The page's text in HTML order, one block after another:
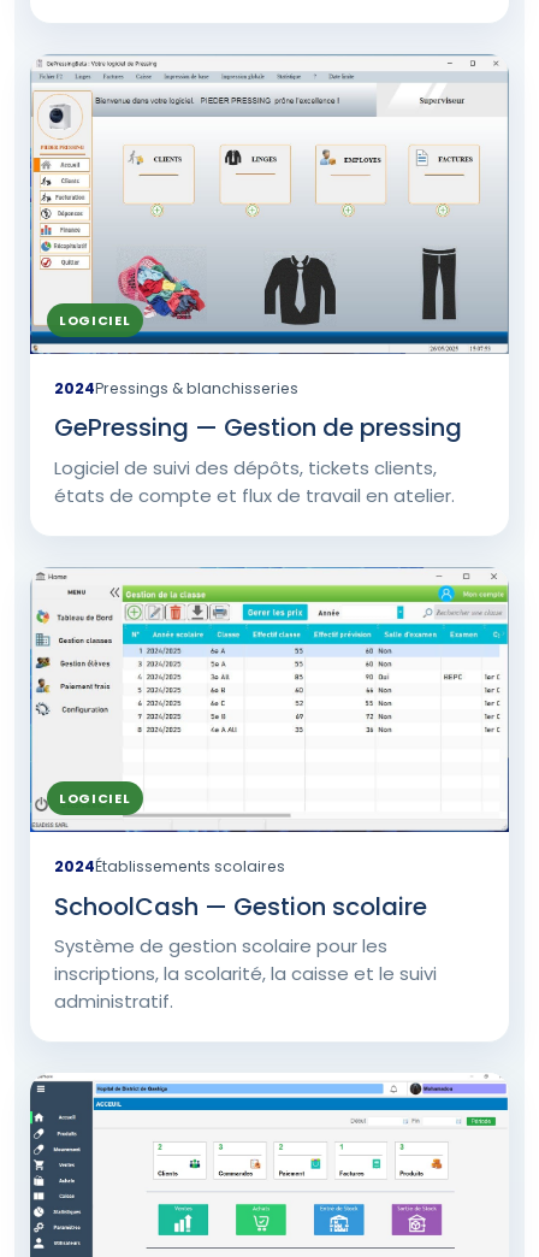
LOGICIEL
2024Pressings & blanchisseries
GePressing — Gestion de pressing
Logiciel de suivi des dépôts, tickets clients,
états de compte et flux de travail en atelier.
LOGICIEL
2024Établissements scolaires
SchoolCash — Gestion scolaire
Système de gestion scolaire pour les
inscriptions, la scolarité, la caisse et le suivi
administratif.